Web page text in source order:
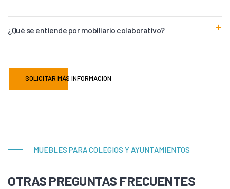
¿Qué se entiende por mobiliario colaborativo?
SOLICITAR MÁS INFORMACIÓN
MUEBLES PARA COLEGIOS Y AYUNTAMIENTOS
OTRAS PREGUNTAS FRECUENTES